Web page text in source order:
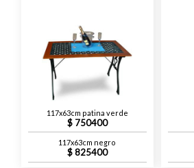
117x63cm patina verde
750400
117x63cm negro
825400